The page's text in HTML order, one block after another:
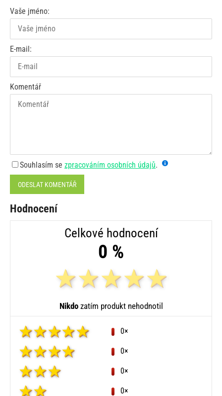
Vaše jméno:
E-mail:
Komentář
Souhlasím se zpracováním osobních údajů.
ODESLAT KOMENTÁŘ
Hodnocení
Celkové hodnocení
0 %
Nikdozatím produkt nehodnotil
0×
0×
0×
0×